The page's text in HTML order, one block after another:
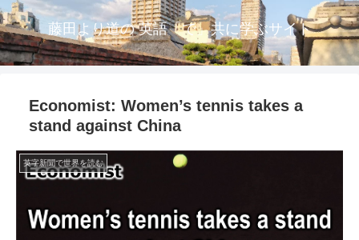
藤田より道の 英語「で」共に学ぶサイト
Economist: Women’s tennis takes a
stand against China
英字新聞で世界を読む